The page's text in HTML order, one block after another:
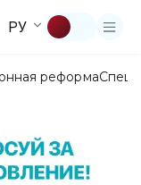
РУ
реформа